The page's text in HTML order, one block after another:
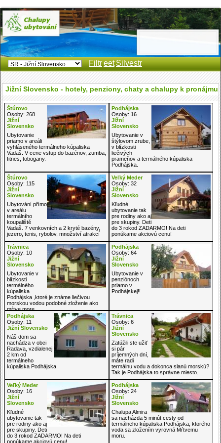
FiltreetSilvestr
Jižní Slovensko - hotely, penziony, chaty a chalupy k pronájmu
Štúrovo
Osoby: 268
Jižní
Slovensko
Ubytovanie
priamo v areáli
vyhláseného termálneho kúpaliska
Vadaš. V cene vstup do bazénov, zumba,
fitnes, tobogany.
Podhájska
Osoby: 16
Jižní
Slovensko
Ubytovanie v
štýlovom zrube,
v blízkosti
liečivých
prameňov a termálného kúpaliska
Podhájska.
Štúrovo
Osoby: 115
Jižní
Slovensko
Ubytování přímo
v areálu
termálního
koupaliště
Vadaš. 7 venkovních a 2 kryté bazény,
jezero, tenis, rybolov, množství atrakcí
Veľký Meder
Osoby: 32
Jižní
Slovensko
Kľudné
ubytovanie tak
pre rodiny ako aj
pre skupiny. Deti
do 3 rokod ZADARMO! Na deti
ponúkame akciovú cenu!
Trávnica
Osoby: 10
Jižní
Slovensko
Ubytovanie v
blízkosti
termálného
kúpaliska
Podhájska ,ktoré je známe liečivou
morskou vodou podobné zloženie ako
mŕtve more
Podhájska
Osoby: 64
Jižní
Slovensko
Ubytovanie v
penziónoch
priamo v
Podhájskej!!
Podhájska
Osoby: 11
Jižní Slovensko
Náš dom sa
nachádza v obci
Radava, vzdialenej
2 km od
termálneho
kúpaliska Podhájska.
Trávnica
Osoby: 6
Jižní
Slovensko
Zatúžili ste užiť
si pár
príjemných dní,
máte radi
termálnu vodu a dokonca slanú morskú?
Tak je Podhájska to správne miesto.
Veľký Meder
Osoby: 16
Jižní
Slovensko
Kľudné
ubytovanie tak
pre rodiny ako aj
pre skupiny. Deti
do 3 rokod ZADARMO! Na deti
ponúkame akciovú cenu!
Podhájska
Osoby: 24
Jižní
Slovensko
Chalupa Almira
sa nacházda 5 minút cesty od
termálneho kúpaliska Podhájska, ktorého
voda sa zložením vyrovná Mŕtvemu
moru.